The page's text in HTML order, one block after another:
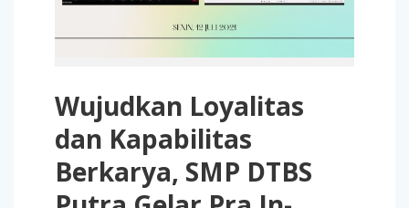
Wujudkan Loyalitas
dan Kapabilitas
Berkarya, SMP DTBS